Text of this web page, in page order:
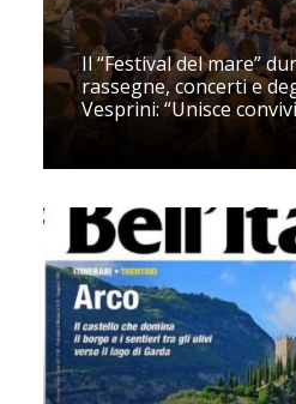
Il “Festival del mare”
rassegne, concerti e
Vesprini: “Unisce